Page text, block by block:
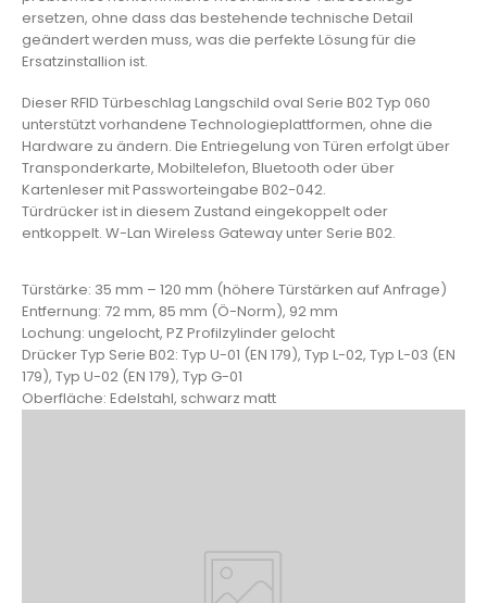
ersetzen, ohne dass das bestehende technische Detail
geändert werden muss, was die perfekte Lösung für die
Ersatzinstallion ist.
Dieser RFID Türbeschlag Langschild oval Serie B02 Typ 060
unterstützt vorhandene Technologieplattformen, ohne die
Hardware zu ändern. Die Entriegelung von Türen erfolgt über
Transponderkarte, Mobiltelefon, Bluetooth oder über
Kartenleser mit Passworteingabe B02-042.
Türdrücker ist in diesem Zustand eingekoppelt oder
entkoppelt. W-Lan Wireless Gateway unter Serie B02.
Türstärke: 35 mm – 120 mm (höhere Türstärken auf Anfrage)
Entfernung: 72 mm, 85 mm (Ö-Norm), 92 mm
Lochung: ungelocht, PZ Profilzylinder gelocht
Drücker Typ Serie B02: Typ U-01 (EN 179), Typ L-02, Typ L-03 (EN
179), Typ U-02 (EN 179), Typ G-01
Oberfläche: Edelstahl, schwarz matt